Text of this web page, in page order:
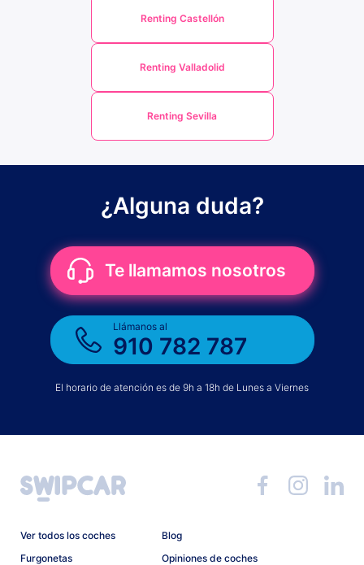
Renting Castellón
Renting Valladolid
Renting Sevilla
¿Alguna duda?
Te llamamos nosotros
Llámanos al
910 782 787
El horario de atención es de 9h a 18h de Lunes a Viernes
Ver todos los coches
Furgonetas
Blog
Opiniones de coches